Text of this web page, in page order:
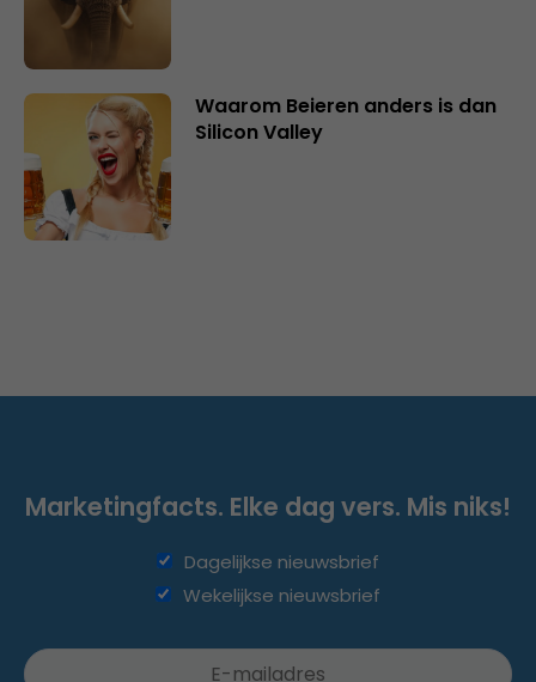
Waarom Beieren anders is dan
Silicon Valley
Marketingfacts. Elke dag vers. Mis niks!
Dagelijkse nieuwsbrief
Wekelijkse nieuwsbrief